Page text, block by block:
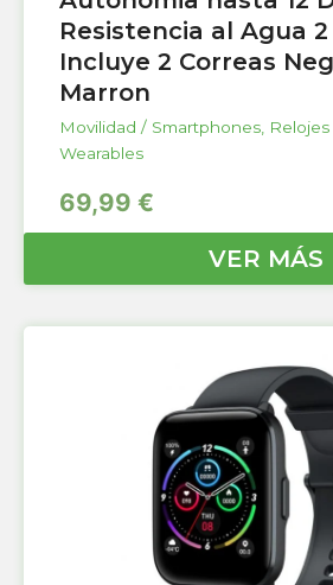
Resistencia al Agua 2
Incluye 2 Correas
Marron
Movilidad / Smartphones,
Wearables
69,99 €
VER MÁS